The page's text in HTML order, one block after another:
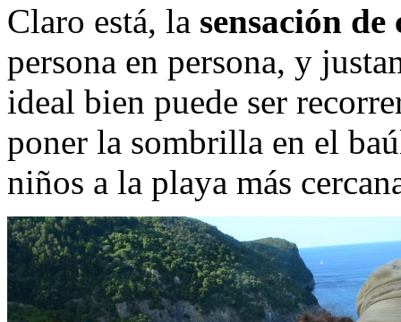
Claro está, la sensación
persona en persona, y
ideal bien puede ser
poner la sombrilla en el
niños a la playa más